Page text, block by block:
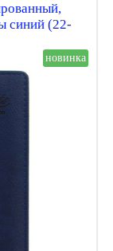
синий (22-
новинка